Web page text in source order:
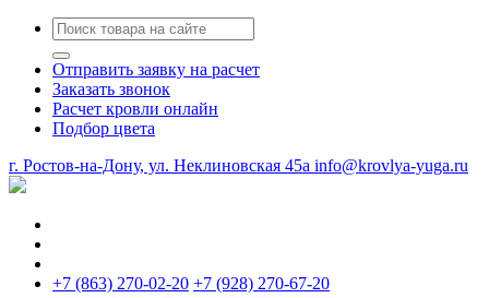
Отправить заявку на расчет
Заказать звонок
Расчет кровли онлайн
Подбор цвета
г. Ростов-на-Дону, ул. Неклиновская 45a info@krovlya-yuga.ru
+7 (863) 270-02-20 +7 (928) 270-67-20